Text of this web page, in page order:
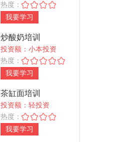
热度：
我要学习
炒酸奶培训
投资额：小本投资
热度：
我要学习
茶缸面培训
投资额：轻投资
热度：
我要学习